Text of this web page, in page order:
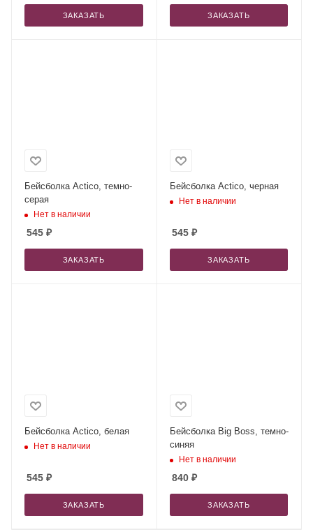
ЗАКАЗАТЬ ЗАКАЗАТЬ
Бейсболка Actico, темно-
серая
Нет в наличии
545 ₽
ЗАКАЗАТЬ
Бейсболка Actico, черная
Нет в наличии
545₽
ЗАКАЗАТЬ
Бейсболка Actico, белая
Нет в наличии
545 ₽
ЗАКАЗАТЬ
Бейсболка Big Boss, темно-
синяя
Нет в наличии
840₽
ЗАКАЗАТЬ